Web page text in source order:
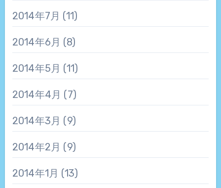
2014年7月 (11)
2014年6月 (8)
2014年5月 (11)
2014年4月 (7)
2014年3月 (9)
2014年2月 (9)
2014年1月 (13)